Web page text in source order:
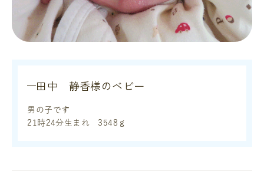
田中 静香様のベビー
男の子です
21時24分生まれ 3548ｇ